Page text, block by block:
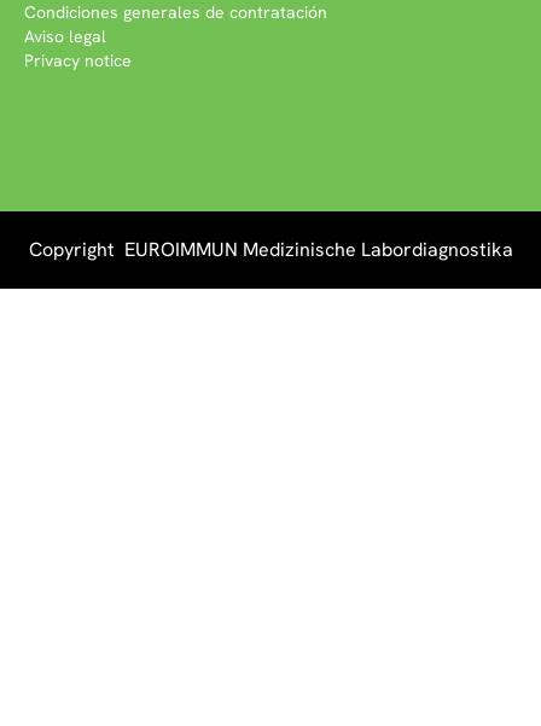
Condiciones generales de contratación
Aviso legal
Privacy notice
Copyright EUROIMMUN Medizinische Labordiagnostika